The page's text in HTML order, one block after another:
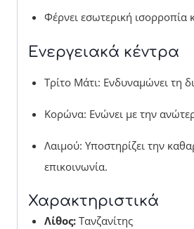
Φέρνει εσωτερική ισορροπία
Ενεργειακά κέντρα
Τρίτο Μάτι: Ενδυναμώνει τη
Κορώνα: Ενώνει με την
Λαιμού: Υποστηρίζει την
επικοινωνία.
Χαρακτηριστικά
Λίθος:Τανζανίτης